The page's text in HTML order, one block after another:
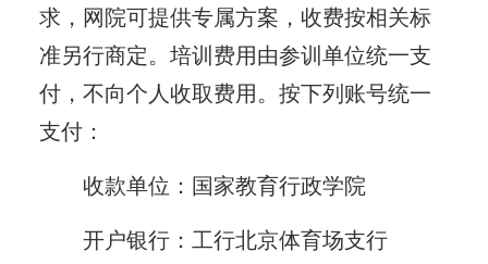
求，网院可提供专属方案，收费按相关标
准另行商定。培训费用由参训单位统一支
付，不向个人收取费用。按下列账号统一
支付：
收款单位：国家教育行政学院
开户银行：工行北京体育场支行